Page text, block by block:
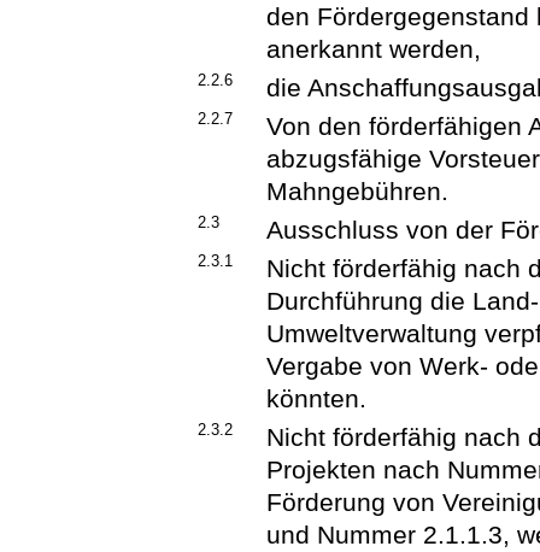
den
anerkannt werden,
2.2.6 die
2.2.7
Von den förderfähigen
abzugsfähige
Mahngebühren.
2.3 Ausschluss von der
2.3.1
Nicht förderfähig nach
Durchführung die
Umweltverwaltung
Vergabe von Werk-
könnten.
2.3.2
Nicht förderfähig nach
Projekten nach
Förderung von
und Nummer 2.1.1.3,